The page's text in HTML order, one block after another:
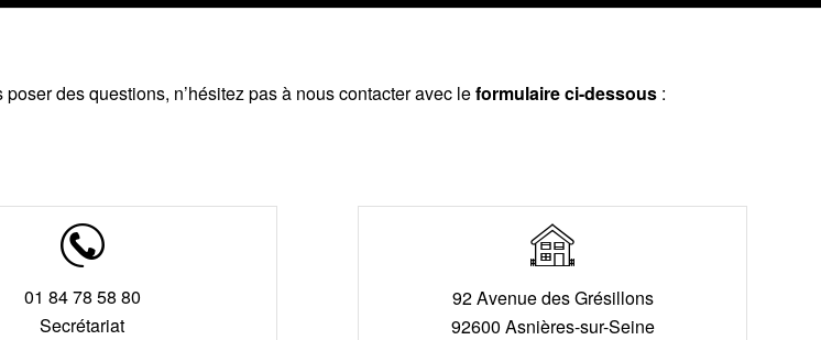
des questions, n’hésitez pas à nous contacter avec leformulaire ci-dessous :
01 84 78 58 80
Secrétariat
92 Avenue des Grésillons
92600 Asnières-sur-Seine